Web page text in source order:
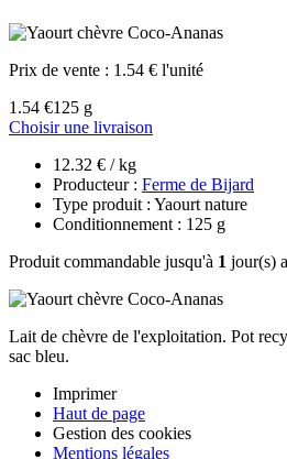
Prix de vente : 1.54 € l'unité
1.54 €125 g
Choisir une livraison
12.32 € / kg
Producteur : Ferme de Bijard
Type produit : Yaourt nature
Conditionnement : 125 g
Produit commandable jusqu'à 1 jour(s)
Lait de chèvre de l'exploitation. Pot
sac bleu.
Imprimer
Haut de page
Gestion des cookies
Mentions légales